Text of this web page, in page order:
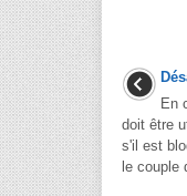
En
doit être
s'il est
le couple